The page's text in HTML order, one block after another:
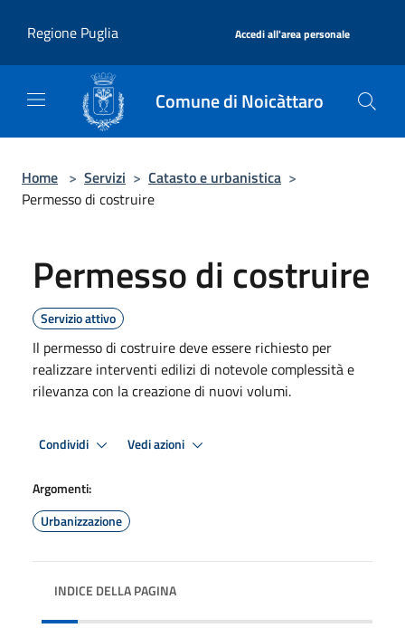
Regione Puglia
Accedi all'area personale
Comune di Noicàttaro
Home > Servizi > Catasto e urbanistica >
Permesso di costruire
Permesso di costruire
Servizio attivo
Il permesso di costruire deve essere richiesto per
realizzare interventi edilizi di notevole complessità e
rilevanza con la creazione di nuovi volumi.
Condividi Vedi azioni
Argomenti:
Urbanizzazione
INDICE DELLA PAGINA